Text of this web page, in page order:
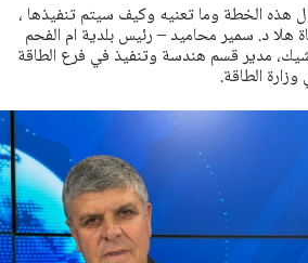
هذه الخطة وما تعنيه وكيف سيتم تنفيذها ،
هلا د. سمير محاميد – رئيس بلدية ام الفحم
مدير قسم هندسة وتنفيذ في فرع الطاقة
الطاقة.